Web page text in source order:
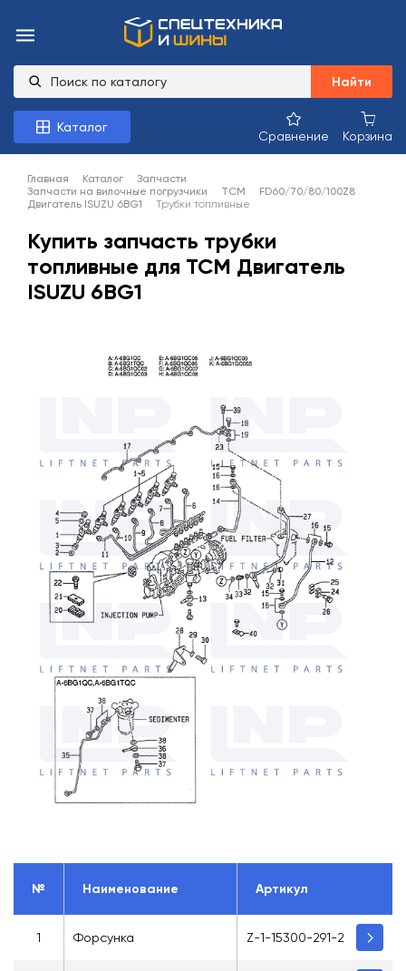
Найти
Каталог
Сравнение Корзина
Главная Каталог
Запчасти
Запчасти на вилочные погрузчики
TCM
FD60/70/80/100Z8
Двигатель ISUZU 6BG1
Трубки топливные
Купить запчасть трубки
топливные для TCM Двигатель
ISUZU 6BG1
№ Наименование Артикул
1 Форсунка Z-1-15300-291-2